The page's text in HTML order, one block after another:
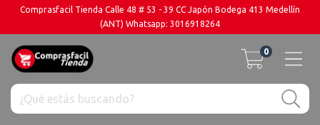
Comprasfacil Tienda Calle 48 # 53 - 39 CC Japón Bodega 413 Medellín
(ANT) Whatsapp: 3016918264
0